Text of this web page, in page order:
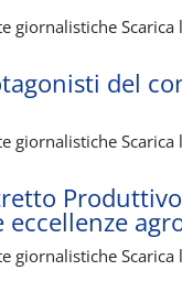
giornalistiche
del
giornalistiche
giornalistiche